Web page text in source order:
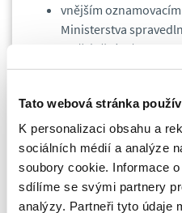
Tato webová stránka
K personalizaci obsahu a
sociálních médií a analýze
soubory cookie. Informace
sdílíme se svými partnery
analýzy. Partneři tyto údaje
vnějším
Ministerstva
zveřejněním (pouze
urgentních
případě, že je podáno
totožnost oznamovatele vyšla
nebude známa totožnost
rovněž mu nehrozí odvetná